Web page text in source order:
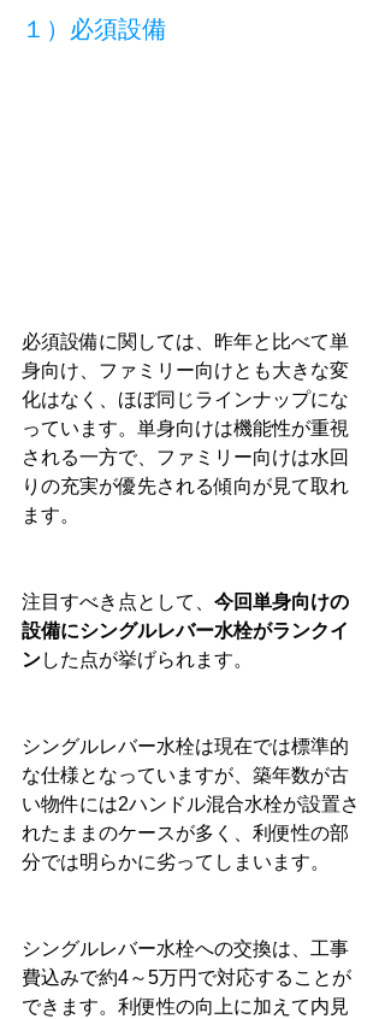
１）必須設備
必須設備に関しては、昨年と比べて単
身向け、ファミリー向けとも大きな変
化はなく、ほぼ同じラインナップにな
っています。単身向けは機能性が重視
される一方で、ファミリー向けは水回
りの充実が優先される傾向が見て取れ
ます。
注目すべき点として、 今回単身向けの
設備にシングルレバー水栓がランクイ
ンした点が挙げられます。
シングルレバー水栓は現在では標準的
な仕様となっていますが、築年数が古
い物件には2ハンドル混合水栓が設置さ
れたままのケースが多く、利便性の部
分では明らかに劣ってしまいます。
シングルレバー水栓への交換は、工事
費込みで約4～5万円で対応することが
できます。利便性の向上に加えて内見